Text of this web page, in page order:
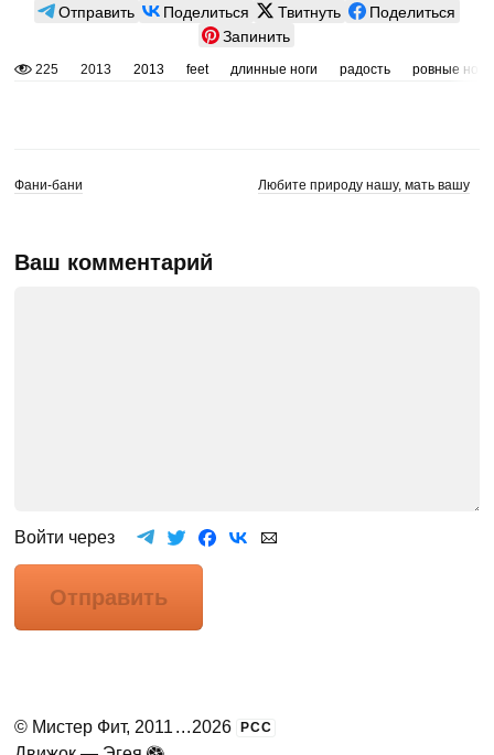
Отправить Поделиться Твитнуть
Поделиться
Запинить
225 2013 2013 feet длинные ноги радость ровные ноги
Фани-бани Любите природу нашу, мать вашу
Ваш комментарий
Войти через
Отправить
© Мистер Фит, 2011 ...2026 РСС